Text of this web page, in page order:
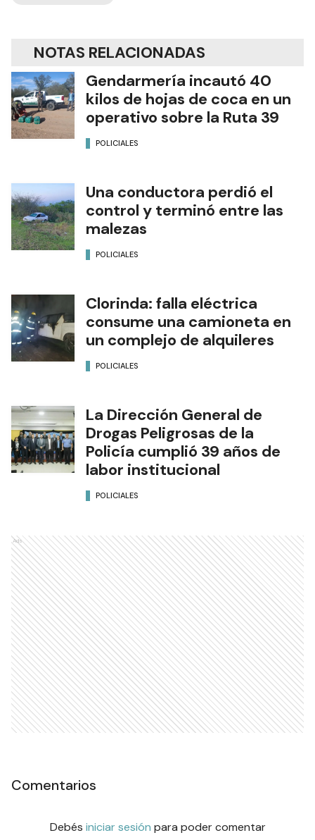
NOTAS RELACIONADAS
Gendarmería incautó 40
kilos de hojas de coca en un
operativo sobre la Ruta 39
POLICIALES
Una conductora perdió el
control y terminó entre las
malezas
POLICIALES
Clorinda: falla eléctrica
consume una camioneta en
un complejo de alquileres
POLICIALES
La Dirección General de
Drogas Peligrosas de la
Policía cumplió 39 años de
labor institucional
POLICIALES
Ads
Comentarios
Debés iniciar sesión para poder comentar